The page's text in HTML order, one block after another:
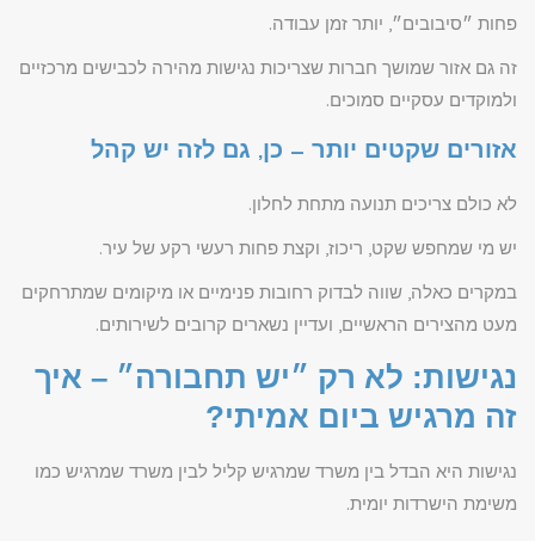
פחות ״סיבובים״, יותר זמן עבודה.
זה גם אזור שמושך חברות שצריכות נגישות מהירה לכבישים מרכזיים
ולמוקדים עסקיים סמוכים.
אזורים שקטים יותר – כן, גם לזה יש קהל
לא כולם צריכים תנועה מתחת לחלון.
יש מי שמחפש שקט, ריכוז, וקצת פחות רעשי רקע של עיר.
במקרים כאלה, שווה לבדוק רחובות פנימיים או מיקומים שמתרחקים
מעט מהצירים הראשיים, ועדיין נשארים קרובים לשירותים.
נגישות: לא רק ״יש תחבורה״ – איך
זה מרגיש ביום אמיתי?
נגישות היא הבדל בין משרד שמרגיש קליל לבין משרד שמרגיש כמו
משימת הישרדות יומית.